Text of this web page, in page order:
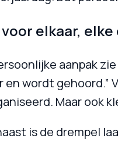
elkaar,
aanpak
en wordt gehoord.”
Maar ook
is de drempel